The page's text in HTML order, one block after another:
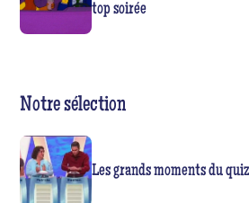
top soirée
Notre sélection
Les grands moments du